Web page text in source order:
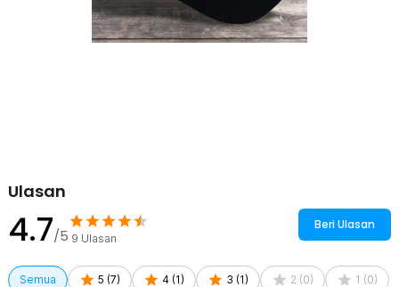
Ulasan
4.7/5 9 Ulasan
Beri Ulasan
Semua 5 (7) 4 (1 ) 3 (1 ) 2 (0) 1 (0)